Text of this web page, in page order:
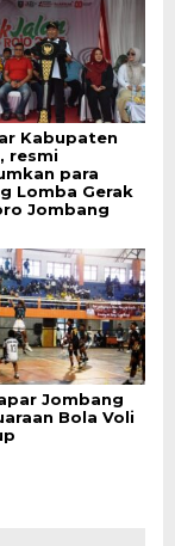
Kabupaten
resmi
para
Lomba Gerak
Jombang
Jombang
Bola Voli